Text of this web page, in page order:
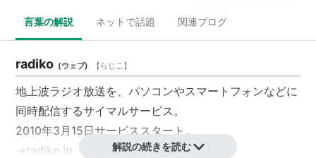
言葉の解説 ネットで話題 関連ブログ
radiko (ウェブ) 【 らじこ 】
地上波ラジオ放送を、パソコンやスマートフォンなどに
同時配信するサイマルサービス。
2010年3月15日サービススタート。
→radiko.jp
解説の続きを読む